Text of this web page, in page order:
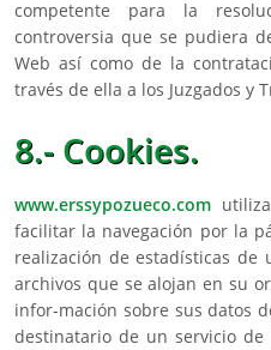
competente para la
controversia que se pudiera
Web así como de la
través de ella a los Juzgados y
8.- Cookies.
www.erssypozueco.com
facilitar la navegación por la
realización de estadísticas de
archivos que se alojan en su
infor-mación sobre sus datos
destinatario de un servicio